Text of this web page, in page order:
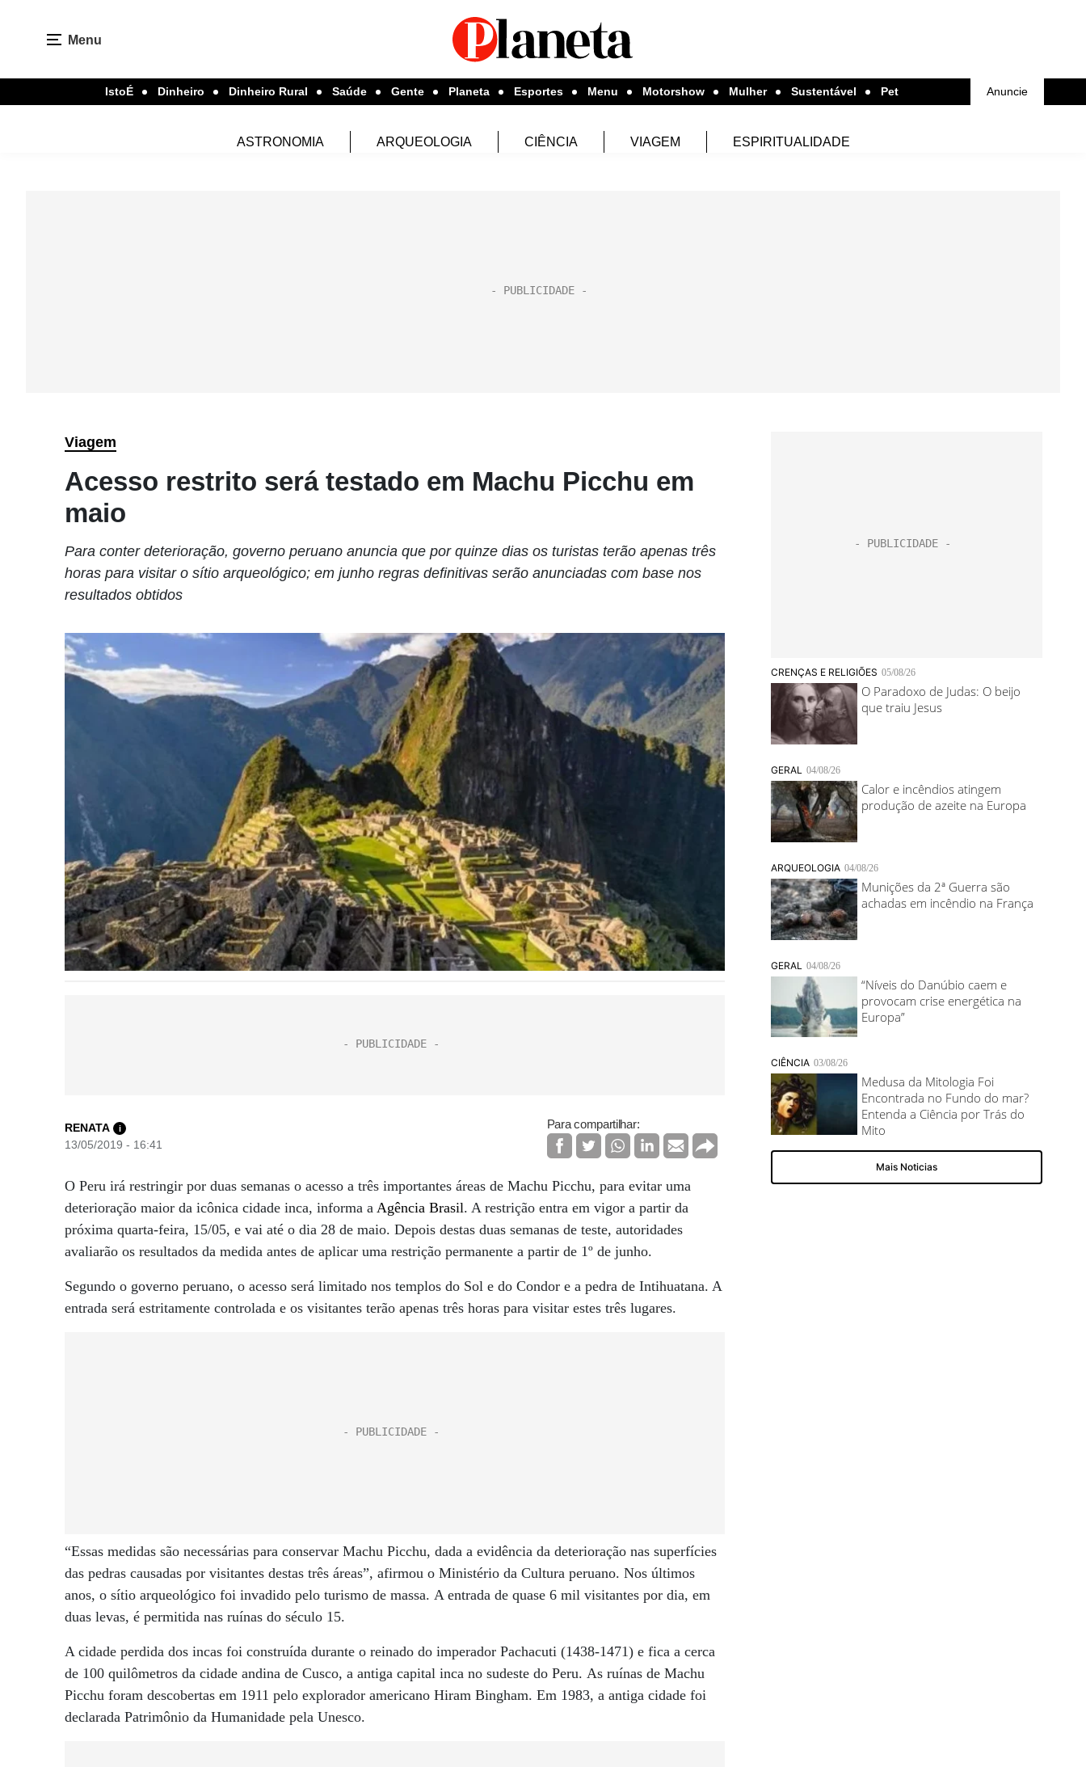
Menu
IstoÉ Dinheiro Dinheiro Rural Saúde Gente Planeta Esportes Menu Motorshow Mulher Sustentável Pet Anuncie
ASTRONOMIA ARQUEOLOGIA CIÊNCIA VIAGEM ESPIRITUALIDADE
Viagem
Acesso restrito será testado em Machu Picchu em
maio
Para conter deterioração, governo peruano anuncia que por quinze dias os turistas terão apenas três
horas para visitar o sítio arqueológico; em junho regras definitivas serão anunciadas com base nos
resultados obtidos
RENATA i
13/05/2019 - 16:41
Para compartilhar:
O Peru irá restringir por duas semanas o acesso a três importantes áreas de Machu Picchu, para evitar uma
deterioração maior da icônica cidade inca, informa a Agência Brasil. A restrição entra em vigor a partir da
próxima quarta-feira, 15/05, e vai até o dia 28 de maio. Depois destas duas semanas de teste, autoridades
avaliarão os resultados da medida antes de aplicar uma restrição permanente a partir de 1º de junho.
Segundo o governo peruano, o acesso será limitado nos templos do Sol e do Condor e a pedra de Intihuatana. A
entrada será estritamente controlada e os visitantes terão apenas três horas para visitar estes três lugares.
“Essas medidas são necessárias para conservar Machu Picchu, dada a evidência da deterioração nas superfícies
das pedras causadas por visitantes destas três áreas”, afirmou o Ministério da Cultura peruano. Nos últimos
anos, o sítio arqueológico foi invadido pelo turismo de massa. A entrada de quase 6 mil visitantes por dia, em
duas levas, é permitida nas ruínas do século 15.
A cidade perdida dos incas foi construída durante o reinado do imperador Pachacuti (1438-1471) e fica a cerca
de 100 quilômetros da cidade andina de Cusco, a antiga capital inca no sudeste do Peru. As ruínas de Machu
Picchu foram descobertas em 1911 pelo explorador americano Hiram Bingham. Em 1983, a antiga cidade foi
declarada Patrimônio da Humanidade pela Unesco.